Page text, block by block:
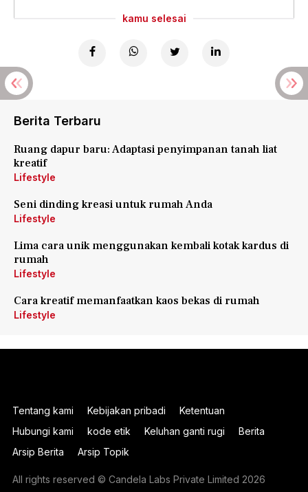
kamu selesai
Berita Terbaru
Ruang dapur baru: Adaptasi penyimpanan tanah liat
kreatif
Lifestyle
Seni dinding kreasi untuk rumah Anda
Lifestyle
Lima cara unik menggunakan kembali kotak kardus di
rumah
Lifestyle
Cara kreatif memanfaatkan kaos bekas di rumah
Lifestyle
Tentang kami Kebijakan pribadi
Ketentuan
Hubungi kami
kode etik Keluhan ganti rugi
Berita
Arsip Berita
Arsip Topik
All rights reserved © Candela Labs Private Limited 2026